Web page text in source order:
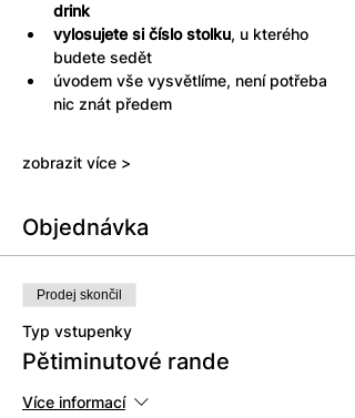
drink
vylosujete si číslo stolku, u kterého
budete sedět
úvodem vše vysvětlíme, není potřeba
nic znát předem
zobrazit více >
Objednávka
Prodej skončil
Typ vstupenky
Pětiminutové rande
Více informací